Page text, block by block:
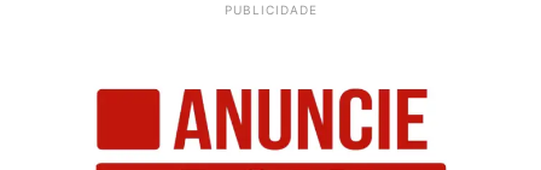
PUBLICIDADE